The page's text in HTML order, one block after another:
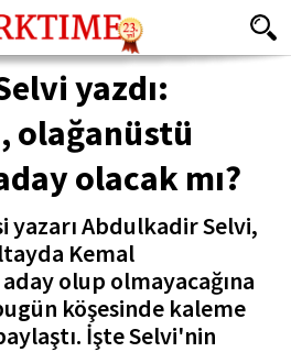
yazdı:
olağanüstü
olacak mı?
yazarı Abdulkadir Selvi,
Kemal
olup olmayacağına
köşesinde kaleme
İşte Selvi'nin